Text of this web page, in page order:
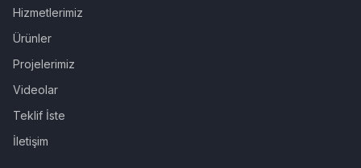
Hizmetlerimiz
Ürünler
Projelerimiz
Videolar
Teklif İste
İletişim